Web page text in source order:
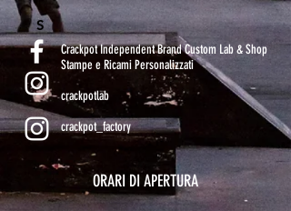
S
Crackpot Independent Brand Custom Lab & Shop
Stampe e Ricami Personalizzati
crackpotlab
crackpot_factory
ORARI DI APERTURA